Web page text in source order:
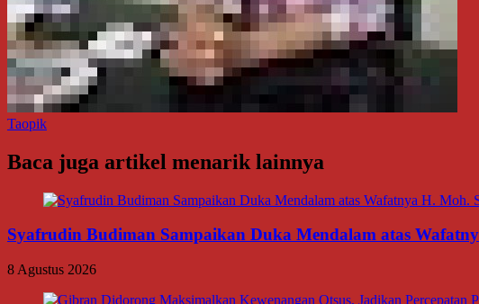
Taopik
Baca juga artikel menarik lainnya
Syafrudin Budiman Sampaikan Duka Mendalam atas
8 Agustus 2026